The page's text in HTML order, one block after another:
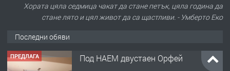
Хората цяла седмица чакат да стане петък, цяла година да
стане лято и цял живот да са щастливи. - Умберто Еко
Последни обяви
ПРЕДЛАГА Под НАЕМ двустаен Орфей